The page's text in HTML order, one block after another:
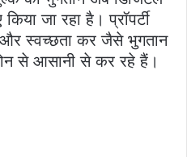
जा रहा है। प्रॉपर्टी
स्वच्छता कर जैसे भुगतान
से आसानी से कर रहे हैं।